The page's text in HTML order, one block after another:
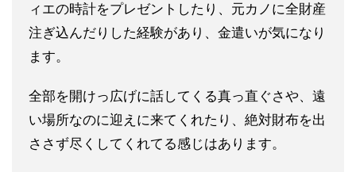
ィエの時計をプレゼントしたり、元カノに全財産
注ぎ込んだりした経験があり、金遣いが気になり
ます。
全部を開けっ広げに話してくる真っ直ぐさや、遠
い場所なのに迎え に来てくれたり、絶対財布を出
ささず尽くしてくれてる感じはあり ます。